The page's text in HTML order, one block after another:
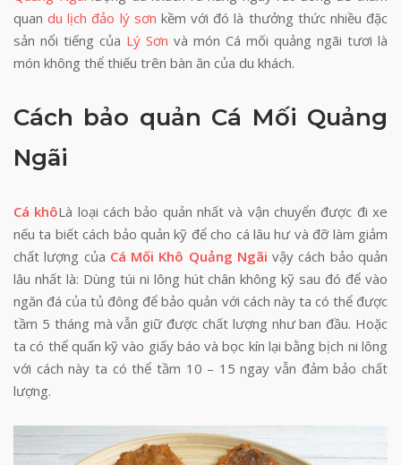
quandu lịch đảo lý sơn kềm với đó là thưởng thức nhiều đặc
sản nổi tiếng của Lý Sơn và món Cá mối quảng ngãi tươi là
món không thể thiếu trên bàn ăn của du khách.
Cách bảo quản Cá Mối Quảng
Ngãi
Cá khôLà loại cách bảo quản nhất và vận chuyển được đi xe
nếu ta biết cách bảo quản kỹ để cho cá lâu hư và đỡ làm giảm
chất lượng của Cá Mối Khô Quảng Ngãi vậy cách bảo quản
lâu nhất là: Dùng túi ni lông hút chân không kỹ sau đó để vào
ngăn đá của tủ đông để bảo quản với cách này ta có thể được
tầm 5 tháng mà vẫn giữ được chất lượng như ban đầu. Hoặc
ta có thể quấn kỹ vào giấy báo và bọc kín lại bằng bịch ni lông
với cách này ta có thể tầm 10 – 15 ngay vẫn đảm bảo chất
lượng.